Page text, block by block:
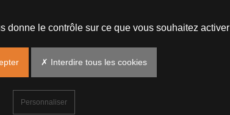
donne le contrôle sur ce que vous souhaitez activer
✗ Interdire tous les cookies
Personnaliser